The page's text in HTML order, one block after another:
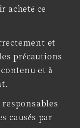
acheté ce
et
précautions
et à
causés par